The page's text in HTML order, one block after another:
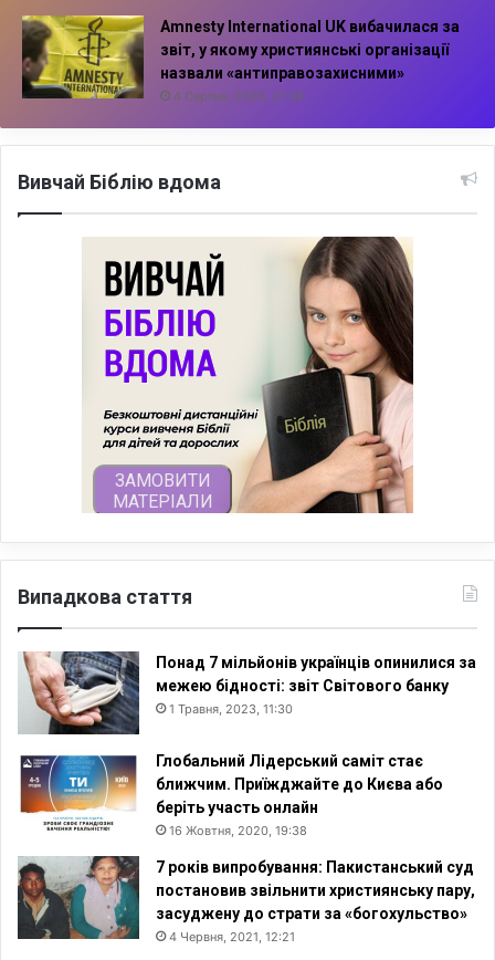
Amnesty International UK вибачилася за
звіт, у якому християнські організації
назвали «антиправозахисними»
4 Серпня, 2026, 21:38
Вивчай Біблію вдома
Випадкова стаття
Понад 7 мільйонів українців опинилися за
межею бідності: звіт Світового банку
1 Травня, 2023, 11:30
Глобальний Лідерський саміт стає
ближчим. Приїжджайте до Києва або
беріть участь онлайн
16 Жовтня, 2020, 19:38
7 років випробування: Пакистанський суд
постановив звільнити християнську пару,
засуджену до страти за «богохульство»
4 Червня, 2021, 12:21